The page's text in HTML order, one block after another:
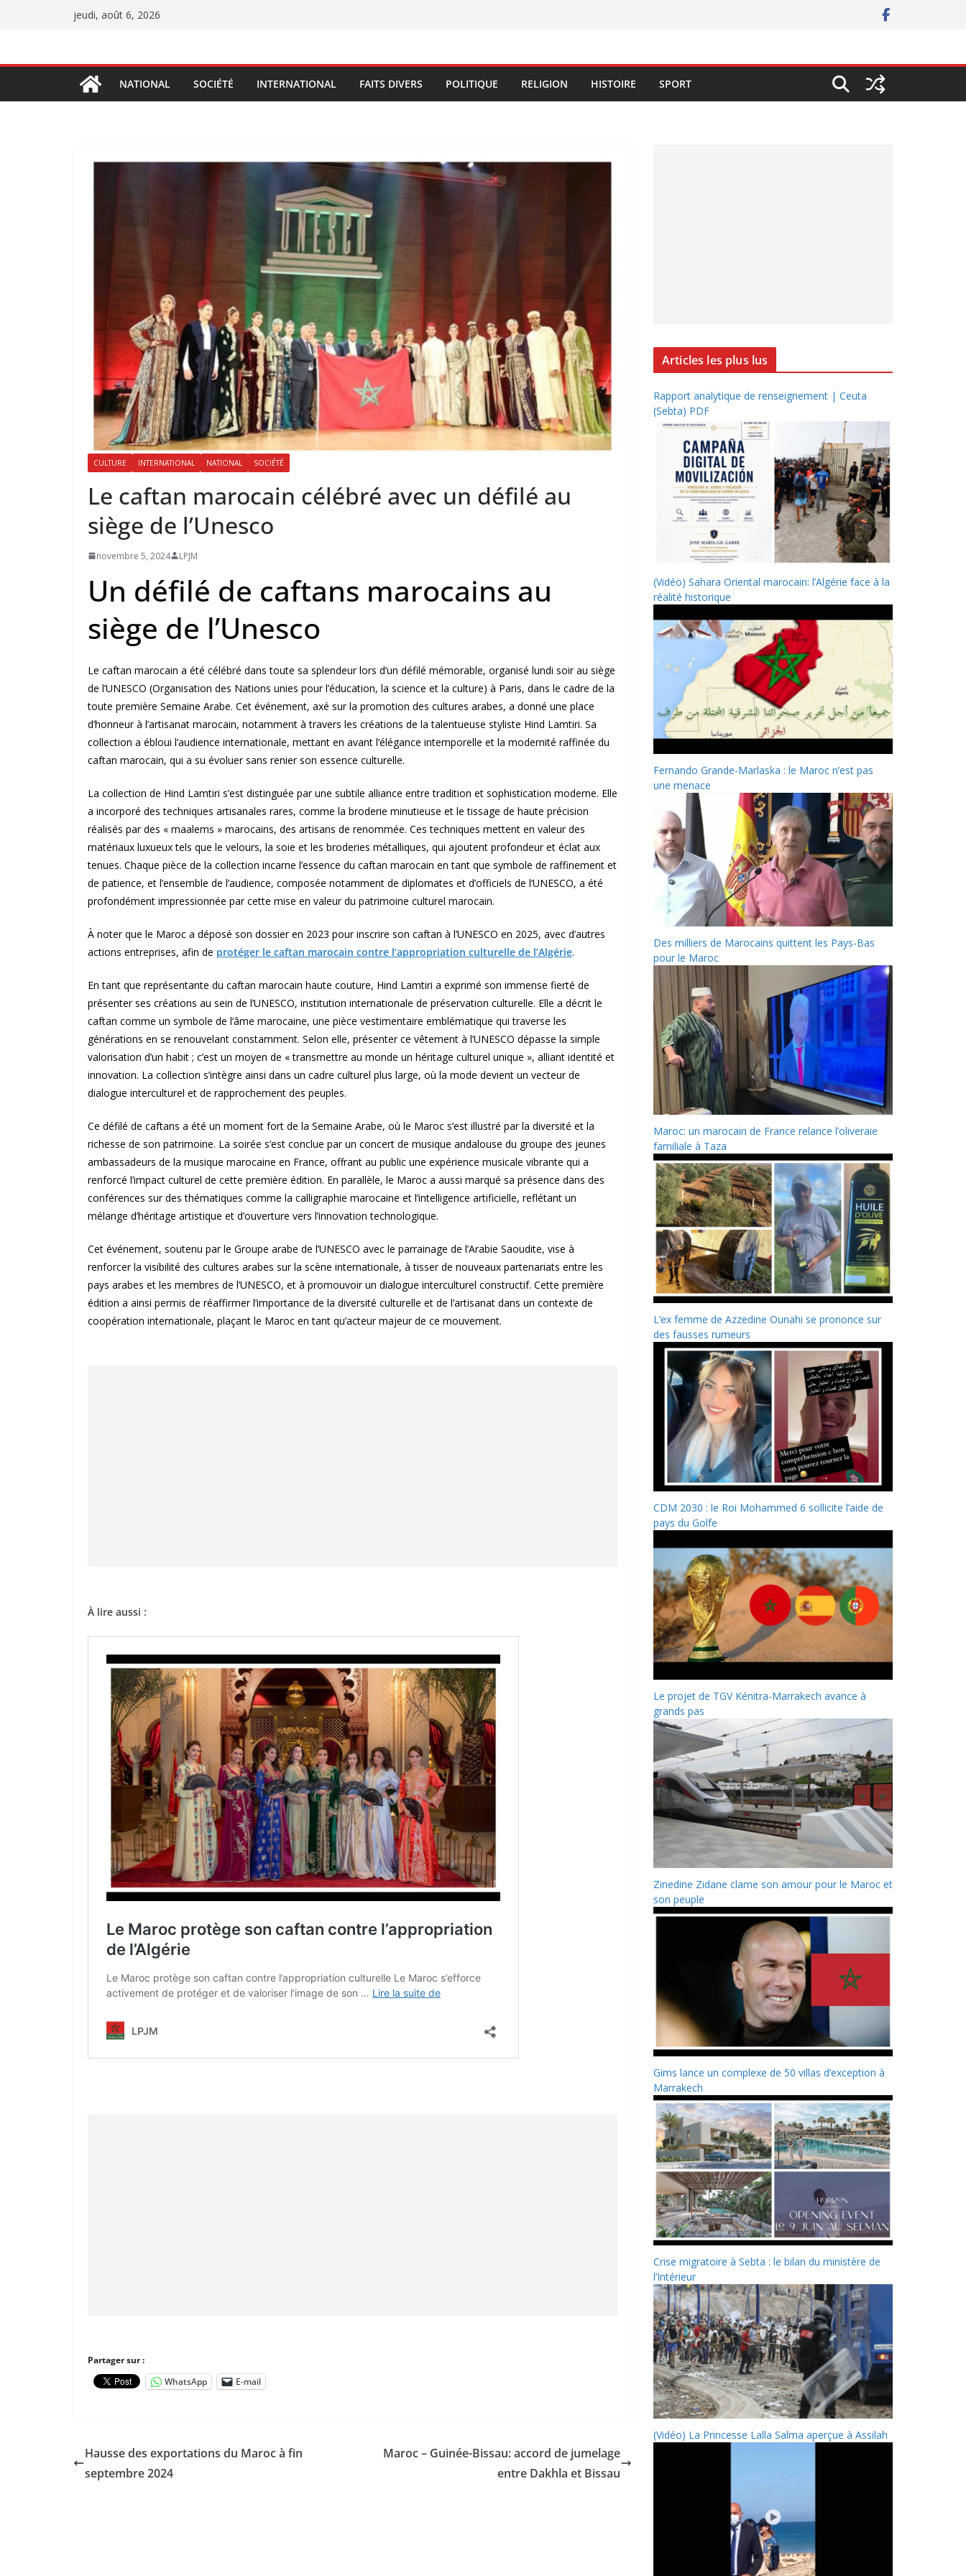
jeudi, août 6, 2026
NATIONAL SOCIÉTÉ INTERNATIONAL FAITS DIVERS POLITIQUE RELIGION HISTOIRE SPORT
CULTURE INTERNATIONAL NATIONAL SOCIÉTÉ
Le caftan marocain célébré avec un défilé au
siège de l’Unesco
novembre 5, 2024 LPJM
Un défilé de caftans marocains au
siège de l’Unesco
Le caftan marocain a été célébré dans toute sa splendeur lors d’un défilé mémorable, organisé lundi soir au siège
de l’UNESCO (Organisation des Nations unies pour l’éducation, la science et la culture) à Paris, dans le cadre de la
toute première Semaine Arabe. Cet événement, axé sur la promotion des cultures arabes, a donné une place
d’honneur à l’artisanat marocain, notamment à travers les créations de la talentueuse styliste Hind Lamtiri. Sa
collection a ébloui l’audience internationale, mettant en avant l’élégance intemporelle et la modernité raffinée du
caftan marocain, qui a su évoluer sans renier son essence culturelle.
La collection de Hind Lamtiri s’est distinguée par une subtile alliance entre tradition et sophistication moderne. Elle
a incorporé des techniques artisanales rares, comme la broderie minutieuse et le tissage de haute précision
réalisés par des « maalems » marocains, des artisans de renommée. Ces techniques mettent en valeur des
matériaux luxueux tels que le velours, la soie et les broderies métalliques, qui ajoutent profondeur et éclat aux
tenues. Chaque pièce de la collection incarne l’essence du caftan marocain en tant que symbole de raffinement et
de patience, et l’ensemble de l’audience, composée notamment de diplomates et d’officiels de l’UNESCO, a été
profondément impressionnée par cette mise en valeur du patrimoine culturel marocain.
À noter que le Maroc a déposé son dossier en 2023 pour inscrire son caftan à l’UNESCO en 2025, avec d’autres
actions entreprises, afin de protéger le caftan marocain contre l’appropriation culturelle de l’Algérie.
En tant que représentante du caftan marocain haute couture, Hind Lamtiri a exprimé son immense fierté de
présenter ses créations au sein de l’UNESCO, institution internationale de préservation culturelle. Elle a décrit le
caftan comme un symbole de l’âme marocaine, une pièce vestimentaire emblématique qui traverse les
générations en se renouvelant constamment. Selon elle, présenter ce vêtement à l’UNESCO dépasse la simple
valorisation d’un habit ; c’est un moyen de « transmettre au monde un héritage culturel unique », alliant identité et
innovation. La collection s’intègre ainsi dans un cadre culturel plus large, où la mode devient un vecteur de
dialogue interculturel et de rapprochement des peuples.
Ce défilé de caftans a été un moment fort de la Semaine Arabe, où le Maroc s’est illustré par la diversité et la
richesse de son patrimoine. La soirée s’est conclue par un concert de musique andalouse du groupe des jeunes
ambassadeurs de la musique marocaine en France, offrant au public une expérience musicale vibrante qui a
renforcé l’impact culturel de cette première édition. En parallèle, le Maroc a aussi marqué sa présence dans des
conférences sur des thématiques comme la calligraphie marocaine et l’intelligence artificielle, reflétant un
mélange d’héritage artistique et d’ouverture vers l’innovation technologique.
Cet événement, soutenu par le Groupe arabe de l’UNESCO avec le parrainage de l’Arabie Saoudite, vise à
renforcer la visibilité des cultures arabes sur la scène internationale, à tisser de nouveaux partenariats entre les
pays arabes et les membres de l’UNESCO, et à promouvoir un dialogue interculturel constructif. Cette première
édition a ainsi permis de réaffirmer l’importance de la diversité culturelle et de l’artisanat dans un contexte de
coopération internationale, plaçant le Maroc en tant qu’acteur majeur de ce mouvement.
À lire aussi :
Partager sur :
WhatsApp
E-mail
Hausse des exportations du Maroc à fin
septembre 2024
Maroc – Guinée-Bissau: accord de jumelage
entre Dakhla et Bissau
Articles les plus lus
Rapport analytique de renseignement | Ceuta
(Sebta) PDF
(Vidéo) Sahara Oriental marocain: l’Algérie face à la
réalité historique
Fernando Grande-Marlaska : le Maroc n’est pas
une menace
Des milliers de Marocains quittent les Pays-Bas
pour le Maroc
Maroc: un marocain de France relance l’oliveraie
familiale à Taza
L’ex femme de Azzedine Ounahi se prononce sur
des fausses rumeurs
CDM 2030 : le Roi Mohammed 6 sollicite l’aide de
pays du Golfe
Le projet de TGV Kénitra-Marrakech avance à
grands pas
Zinedine Zidane clame son amour pour le Maroc et
son peuple
Gims lance un complexe de 50 villas d’exception à
Marrakech
Crise migratoire à Sebta : le bilan du ministère de
l’Intérieur
(Vidéo) La Princesse Lalla Salma aperçue à Assilah